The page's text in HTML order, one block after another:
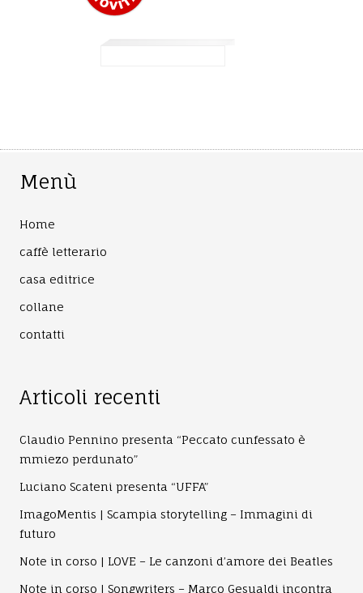
Menù
Home
caffè letterario
casa editrice
collane
contatti
Articoli recenti
Claudio Pennino presenta “Peccato cunfessato è
mmiezo perdunato”
Luciano Scateni presenta “UFFA”
ImagoMentis | Scampia storytelling – Immagini di
futuro
Note in corso | LOVE – Le canzoni d’amore dei Beatles
Note in corso | Songwriters – Marco Gesualdi incontra